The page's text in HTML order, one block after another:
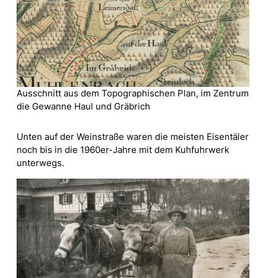
Ausschnitt aus dem Topographischen Plan, im Zentrum
die Gewanne Haul und Gräbrich
Unten auf der Weinstraße waren die meisten Eisentäler
noch bis in die 1960er-Jahre mit dem Kuhfuhrwerk
unterwegs.